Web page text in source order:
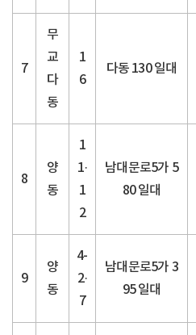
7
무
교
다
동
1
6
다동 130 일대
8
양
동
1
1·
1
2
남대문로5가 5
80 일대
9
양
동
4-
2·
7
남대문로5가 3
95 일대